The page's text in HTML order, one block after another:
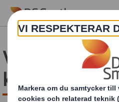
Skip to main content
Vad drömmer
konsumenter